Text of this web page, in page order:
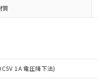
質
1A 電圧降下法)
替える予定のある